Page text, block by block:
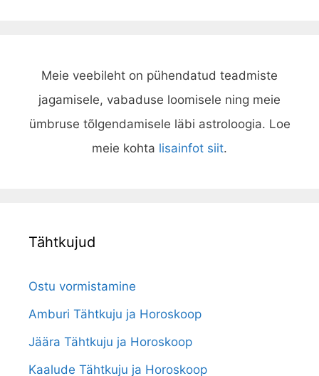
Meie veebileht on pühendatud teadmiste
jagamisele, vabaduse loomisele ning meie
ümbruse tõlgendamisele läbi astroloogia. Loe
meie kohta lisainfot siit.
Tähtkujud
Ostu vormistamine
Amburi Tähtkuju ja Horoskoop
Jäära Tähtkuju ja Horoskoop
Kaalude Tähtkuju ja Horoskoop